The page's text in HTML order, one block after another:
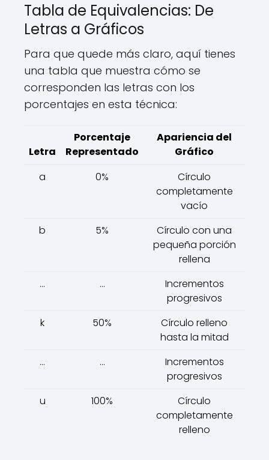
Tabla de Equivalencias: De
Letras a Gráficos
Para que quede más claro, aquí tienes
una tabla que muestra cómo se
corresponden las letras con los
porcentajes en esta técnica:
Letra
Porcentaje
Representado
Apariencia del
Gráfico
a
0%
Círculo
completamente
vacío
b
5%
Círculo con una
pequeña porción
rellena
...
...
Incrementos
progresivos
k
50%
Círculo relleno
hasta la mitad
...
...
Incrementos
progresivos
u
100%
Círculo
completamente
relleno